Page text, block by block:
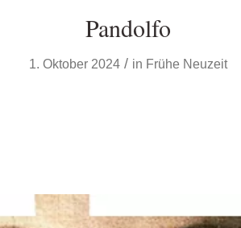
Pandolfo
1. Oktober 2024 / in Frühe Neuzeit